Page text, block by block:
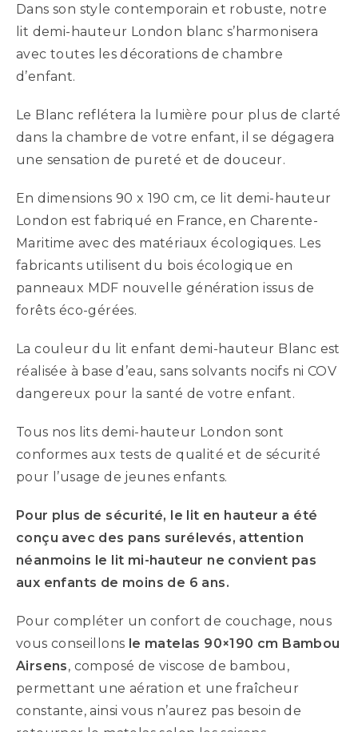
Dans son style contemporain et robuste, notre
lit demi-hauteur London blanc s’harmonisera
avec toutes les décorations de chambre
d’enfant.
Le Blanc reflétera la lumière pour plus de clarté
dans la chambre de votre enfant, il se dégagera
une sensation de pureté et de douceur.
En dimensions 90 x 190 cm, ce lit demi-hauteur
London est fabriqué en France, en Charente-
Maritime avec des matériaux écologiques. Les
fabricants utilisent du bois écologique en
panneaux MDF nouvelle génération issus de
forêts éco-gérées.
La couleur du lit enfant demi-hauteur Blanc est
réalisée à base d’eau, sans solvants nocifs ni COV
dangereux pour la santé de votre enfant.
Tous nos lits demi-hauteur London sont
conformes aux tests de qualité et de sécurité
pour l’usage de jeunes enfants.
Pour plus de sécurité, le lit en hauteur a été
conçu avec des pans surélevés, attention
néanmoins le lit mi-hauteur ne convient pas
aux enfants de moins de 6 ans.
Pour compléter un confort de couchage, nous
vous conseillons le matelas 90×190 cm Bambou
Airsens, composé de viscose de bambou,
permettant une aération et une fraîcheur
constante, ainsi vous n’aurez pas besoin de